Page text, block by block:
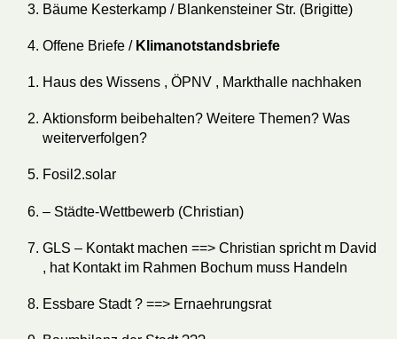
Bäume Kesterkamp / Blankensteiner Str. (Brigitte)
Offene Briefe / Klimanotstandsbriefe
Haus des Wissens , ÖPNV , Markthalle nachhaken
Aktionsform beibehalten? Weitere Themen? Was
weiterverfolgen?
Fosil2.solar
– Städte-Wettbewerb (Christian)
GLS – Kontakt machen ==> Christian spricht m David
, hat Kontakt im Rahmen Bochum muss Handeln
Essbare Stadt ? ==> Ernaehrungsrat